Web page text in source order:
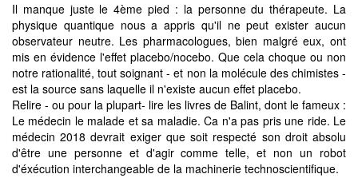
Il manque juste le 4ème pied : la personne du thérapeute. La
physique quantique nous a appris qu'il ne peut exister aucun
observateur neutre. Les pharmacologues, bien malgré eux, ont
mis en évidence l'effet placebo/nocebo. Que cela choque ou non
notre rationalité, tout soignant - et non la molécule des chimistes -
est la source sans laquelle il n'existe aucun effet placebo.
Relire - ou pour la plupart- lire les livres de Balint, dont le fameux :
Le médecin le malade et sa maladie. Ca n'a pas pris une ride. Le
médecin 2018 devrait exiger que soit respecté son droit absolu
d'être une personne et d'agir comme telle, et non un robot
d'éxécution interchangeable de la machinerie technoscientifique.